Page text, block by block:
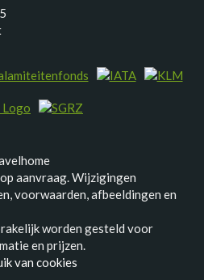
aanvraag. Wijzigingen
voorwaarden, afbeeldingen en
worden gesteld voor
en prijzen.
van cookies